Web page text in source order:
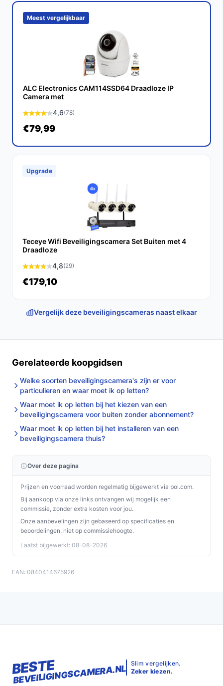
Meest vergelijkbaar
ALC Electronics CAM114SSD64 Draadloze IP
Camera met
4,6(78)
€79,99
Upgrade
Teceye Wifi Beveiligingscamera Set Buiten met 4
Draadloze
4,8(29)
€179,10
Vergelijk deze beveiligingscameras naast elkaar
Gerelateerde koopgidsen
Welke soorten beveiligingscamera's zijn er voor
particulieren en waar moet ik op letten?
Waar moet ik op letten bij het kiezen van een
beveiligingscamera voor buiten zonder abonnement?
Waar moet ik op letten bij het installeren van een
beveiligingscamera thuis?
Over deze pagina
Prijzen en voorraad worden regelmatig bijgewerkt via bol.com.
Bij aankoop via onze links ontvangen wij mogelijk een
commissie, zonder extra kosten voor jou.
Onze aanbevelingen zijn gebaseerd op specificaties en
beoordelingen, niet op commissiehoogte.
Laatst bijgewerkt: 08-08-2026
EAN: 0840414675926
BESTE
BEVEILIGINGSCAMERA.NL Slim vergelijken.
Zeker kiezen.